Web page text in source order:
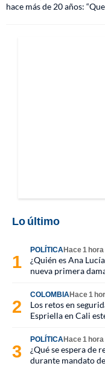
hace más de 20 años:
Lo último
POLÍTICAHace 1 hora
¿Quién es Ana
nueva primera
COLOMBIAHace 1
Los retos en
Espriella en Cali
POLÍTICAHace 1 hora
¿Qué se espera de
durante mandato